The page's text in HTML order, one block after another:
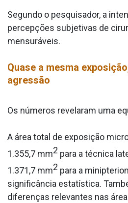
Segundo o pesquisador, a
percepções subjetivas de
mensuráveis.
Quase a mesma
agressão
Os números revelaram uma
A área total de exposição
1.355,7 mm2 para a técnica
1.371,7 mm2 para a
significância estatística.
diferenças relevantes nas